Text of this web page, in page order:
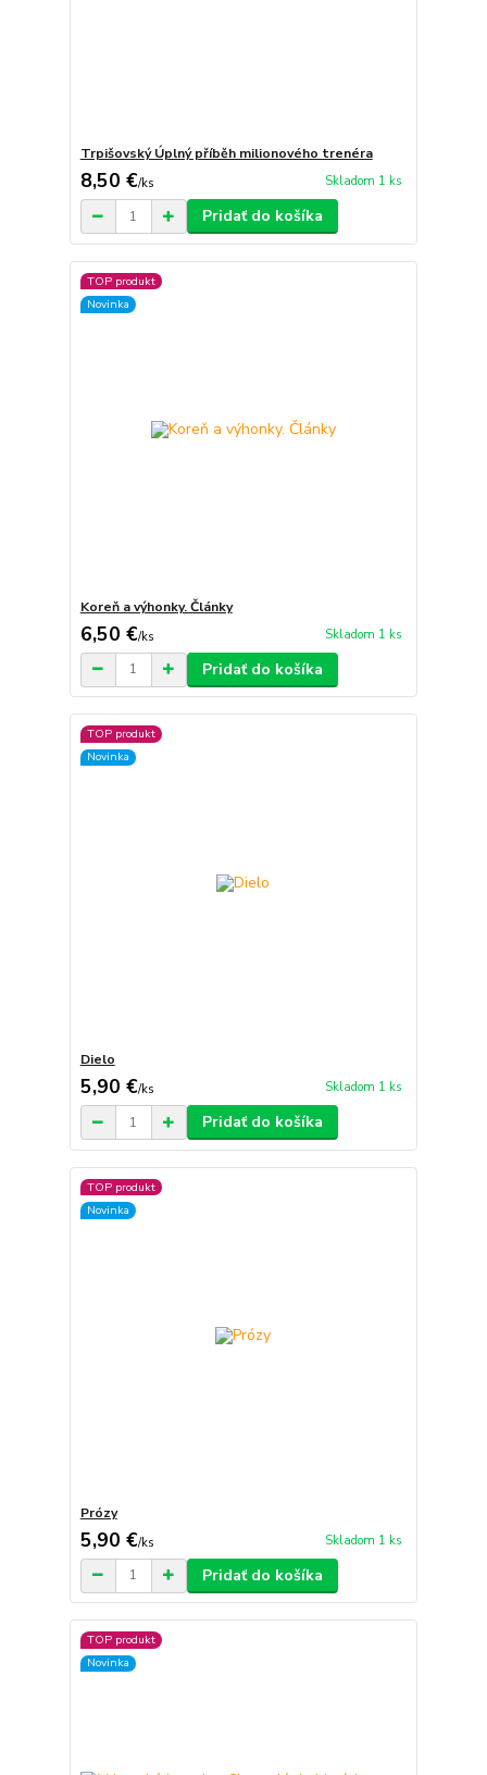
Trpišovský Úplný příběh milionového trenéra
8,50 €/ks Skladom 1 ks
Pridať do košíka
TOP produkt
Novinka
Koreň a výhonky. Články
6,50 €/ks Skladom 1 ks
Pridať do košíka
TOP produkt
Novinka
Dielo
5,90 €/ks Skladom 1 ks
Pridať do košíka
TOP produkt
Novinka
Prózy
5,90 €/ks Skladom 1 ks
Pridať do košíka
TOP produkt
Novinka